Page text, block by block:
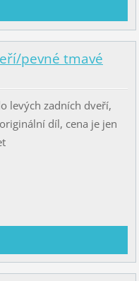
pevné tmavé
levých zadních dveří,
díl, cena je jen